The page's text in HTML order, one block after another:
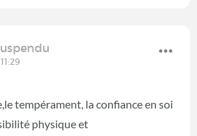
tempérament, la confiance en soi
physique et